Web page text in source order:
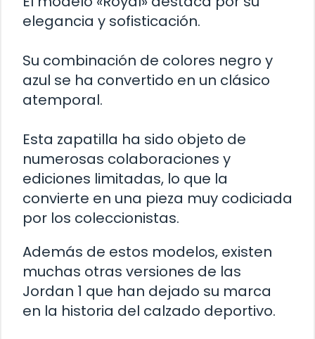
elegancia y sofisticación.
Su combinación de colores negro y
azul se ha convertido en un clásico
atemporal.
Esta zapatilla ha sido objeto de
numerosas colaboraciones y
ediciones limitadas, lo que la
convierte en una pieza muy codiciada
por los coleccionistas.
Además de estos modelos, existen
muchas otras versiones de las
Jordan 1 que han dejado su marca
en la historia del calzado deportivo.